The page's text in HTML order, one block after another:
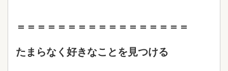
＝＝＝＝＝＝＝＝＝＝＝＝＝＝＝＝＝
たまらなく好きなことを見つける